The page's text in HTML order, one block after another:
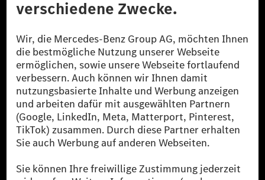
reduzierte CO₂-Emissionen bei der Mercedes-Benz Group durch
zertifizierte Ausgleichsprojekte kompensiert werden.
[2] Renewable Charging ist ein integraler Bestandteil von MB.CHARGE
Public in Europa, den USA, Kanada und China. Sofern an der jeweiligen
Ladestation noch kein Strom aus erneuerbaren Energien vorliegt,
verwendet Renewable Charging Grünstromzertifikate*. Diese stellen
sicher, dass für Ladevorgänge über MB.CHARGE Public eine äquivalente
Strommenge aus erneuerbaren Energien ins Stromnetz eingespeist wird.
Sie stammen ausschließlich aus Wind- und Solarkraftanlagen, die jünger
als sechs Jahre sind.
* Inkl. EKOenergy Ökolabel
* Die angegebenen Werte wurden nach dem vorgeschriebenen
Messverfahren WLTP (Worldwide harmonised Light vehicles Test